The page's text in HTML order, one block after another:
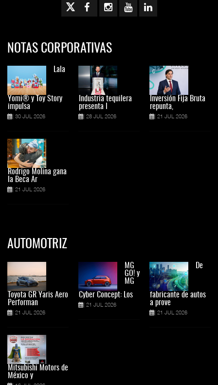
NOTAS CORPORATIVAS
Lala
Yomi® y Toy Story
impulsa
30 JUL 2026
Rodrigo Molina gana
la Beca Ar
21 JUL 2026
Industria tequilera
presenta l
28 JUL 2026
Inversión Fija Bruta
repunta,
21 JUL 2026
AUTOMOTRIZ
Toyota GR Yaris Aero
Performan
21 JUL 2026
Mitsubishi Motors de
México y
MG
GO! y
MG
Cyber Concept: Los
21 JUL 2026
De
fabricante de autos
a prove
21 JUL 2026